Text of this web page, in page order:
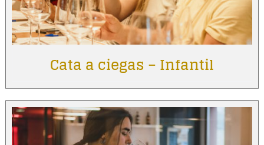
Cata a ciegas – Infantil